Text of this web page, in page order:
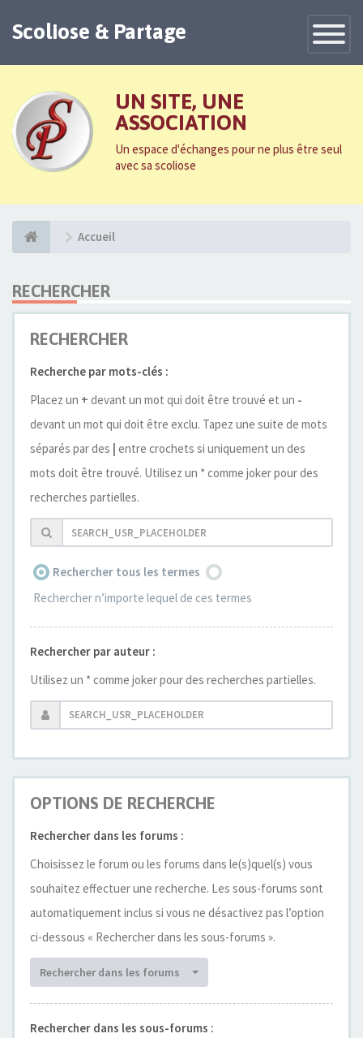
Toggle
Scoliose & Partage
UN SITE, UNE
ASSOCIATION
Un espace d'échanges pour ne plus être seul
avec sa scoliose
Accueil
RECHERCHER
RECHERCHER
Recherche par mots-clés :
Placez un + devant un mot qui doit être trouvé et un -
devant un mot qui doit être exclu. Tapez une suite de mots
séparés par des | entre crochets si uniquement un des
mots doit être trouvé. Utilisez un * comme joker pour des
recherches partielles.
Rechercher tous les termes
Rechercher n’importe lequel de ces termes
Rechercher par auteur :
Utilisez un * comme joker pour des recherches partielles.
OPTIONS DE RECHERCHE
Rechercher dans les forums :
Choisissez le forum ou les forums dans le(s)quel(s) vous
souhaitez effectuer une recherche. Les sous-forums sont
automatiquement inclus si vous ne désactivez pas l’option
ci-dessous « Rechercher dans les sous-forums ».
Rechercher dans les forums
Rechercher dans les sous-forums :